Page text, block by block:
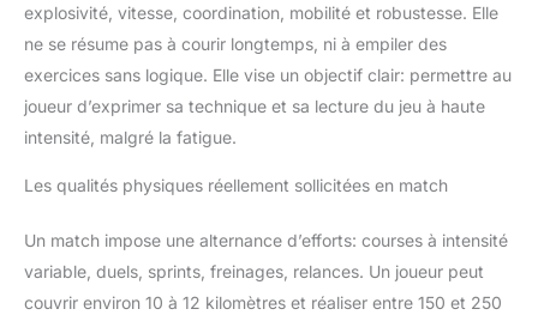
explosivité, vitesse, coordination, mobilité et robustesse. Elle
ne se résume pas à courir longtemps, ni à empiler des
exercices sans logique. Elle vise un objectif clair: permettre au
joueur d’exprimer sa technique et sa lecture du jeu à haute
intensité, malgré la fatigue.
Les qualités physiques réellement sollicitées en match
Un match impose une alternance d’efforts: courses à intensité
variable, duels, sprints, freinages, relances. Un joueur peut
couvrir environ 10 à 12 kilomètres et réaliser entre 150 et 250